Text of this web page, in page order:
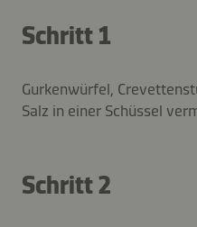
Schritt 1
Gurkenwürfel,
Salz in einer Schüssel
Schritt 2